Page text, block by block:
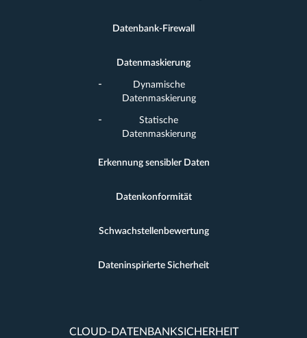
Datenbank-Firewall
Datenmaskierung
Dynamische
Datenmaskierung
Statische
Datenmaskierung
Erkennung sensibler Daten
Datenkonformität
Schwachstellenbewertung
Dateninspirierte Sicherheit
CLOUD-DATENBANKSICHERHEIT